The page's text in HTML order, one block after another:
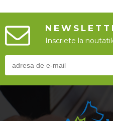
Inscriete la